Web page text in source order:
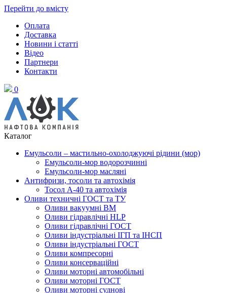
Перейти до вмісту
Оплата
Доставка
Новини і статті
Відео
Партнери
Контакти
0
Каталог
Емульсоли – мастильно-охолоджуючі рідини (мор)
Емульсоли-мор водорозчинні
Емульсоли-мор масляні
Антифризи, тосоли та автохімія
Тосол А-40 та автохімія
Оливи техничні ГОСТ та ТУ
Оливи вакуумні ВМ
Оливи гідравлічні HLP
Оливи гідравлічні ГОСТ
Оливи індустріальні ІГП та ІНСП
Оливи індустріальні ГОСТ
Оливи компресорні
Оливи консерваційні
Оливи моторні автомобільні
Оливи моторні ГОСТ
Оливи моторні суднові